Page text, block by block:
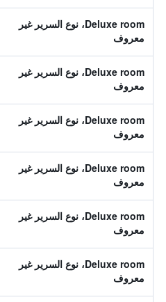
Deluxe room، نوع السرير غير
معروف
Deluxe room، نوع السرير غير
معروف
Deluxe room، نوع السرير غير
معروف
Deluxe room، نوع السرير غير
معروف
Deluxe room، نوع السرير غير
معروف
Deluxe room، نوع السرير غير
معروف